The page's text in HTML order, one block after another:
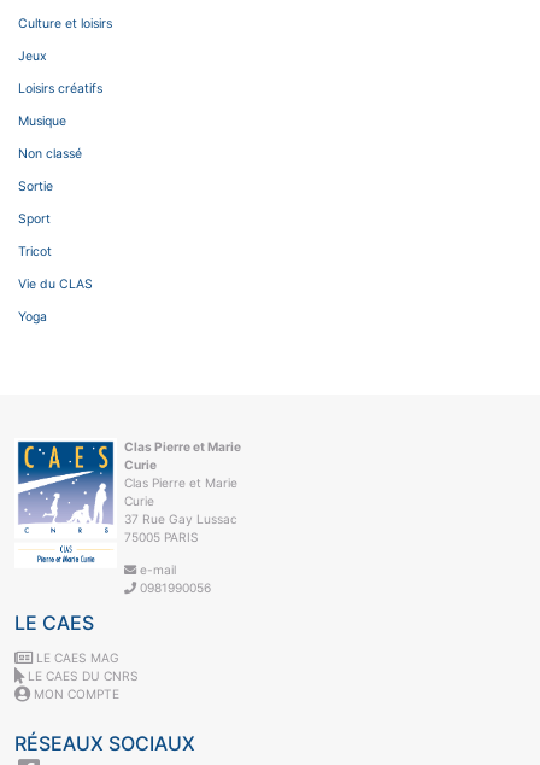
Culture et loisirs
Jeux
Loisirs créatifs
Musique
Non classé
Sortie
Sport
Tricot
Vie du CLAS
Yoga
Clas Pierre et Marie
Curie
Clas Pierre et Marie
Curie
37 Rue Gay Lussac
75005 PARIS
e-mail
0981990056
LE CAES
LE CAES MAG
LE CAES DU CNRS
MON COMPTE
RÉSEAUX SOCIAUX